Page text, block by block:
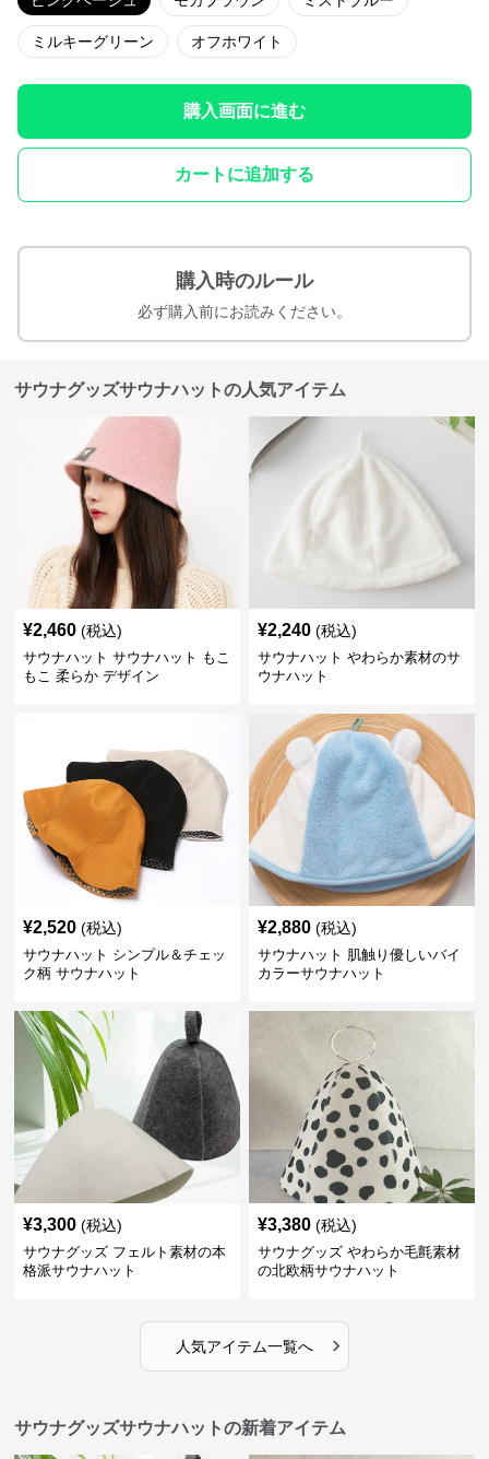
ミルキーグリーン オフホワイト
購入画面に進む
カートに追加する
購入時のルール
必ず購入前にお読みください。
サウナグッズサウナハットの人気アイテム
¥2,460 (税込)
サウナハット サウナハット もこ
もこ 柔らか デザイン
¥2,240 (税込)
サウナハット やわらか素材のサ
ウナハット
¥2,520 (税込)
サウナハット シンプル＆チェッ
ク柄 サウナハット
¥2,880 (税込)
サウナハット 肌触り優しいバイ
カラーサウナハット
¥3,300 (税込)
サウナグッズ フェルト素材の本
格派サウナハット
¥3,380 (税込)
サウナグッズ やわらか毛氈素材
の北欧柄サウナハット
人気アイテム一覧へ ›
サウナグッズサウナハットの新着アイテム